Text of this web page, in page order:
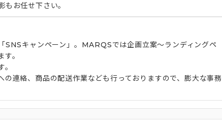
お任せ下さい。
SNSキャンペーン」。MARQSでは企画立案～ランディングペ
。
連絡、商品の配送作業なども行っておりますので、膨大な事務